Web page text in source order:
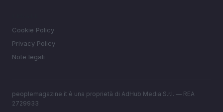
Cookie Policy
Privacy Policy
Note legali
peoplemagazine.it è una proprietà di AdHub Media S.r.l. — REA
2729933